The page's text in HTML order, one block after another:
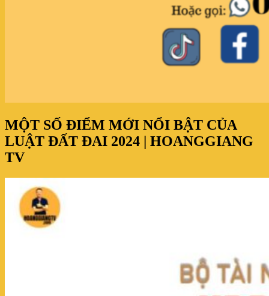
MỘT SỐ ĐIỂM MỚI NỔI BẬT CỦA
LUẬT ĐẤT ĐAI 2024 | HOANGGIANG
TV